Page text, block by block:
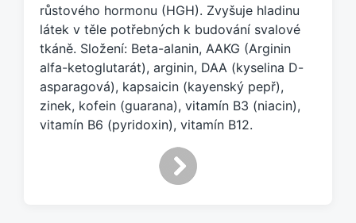
e
n
o
a
g
e
m
růstového hormonu (HGH). Zvyšuje hladinu
látek v těle potřebných k budování svalové
tkáně. Složení: Beta-alanin, AAKG (Arginin
alfa-ketoglutarát), arginin, DAA (kyselina D-
asparagová), kapsaicin (kayenský pepř),
zinek, kofein (guarana), vitamín B3 (niacin),
vitamín B6 (pyridoxin), vitamín B12.